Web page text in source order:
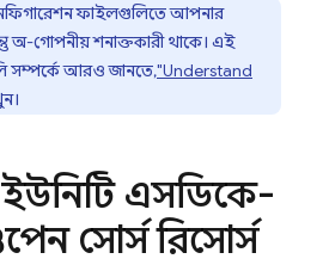
ফাইলগুলিতে আপনার
অ-গোপনীয় শনাক্তকারী থাকে। এই
সম্পর্কে আরও জানতে,"Understand
এসডিকে-
সোর্স রিসোর্স